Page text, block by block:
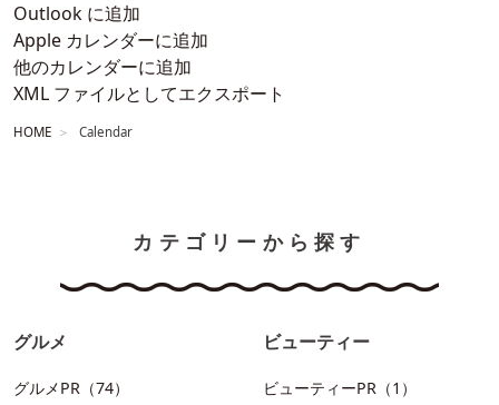
Outlook に追加
Apple カレンダーに追加
他のカレンダーに追加
XML ファイルとしてエクスポート
HOME Calendar
カテゴリーから探す
グルメ
グルメPR（74）
ビューティー
ビューティーPR（1）